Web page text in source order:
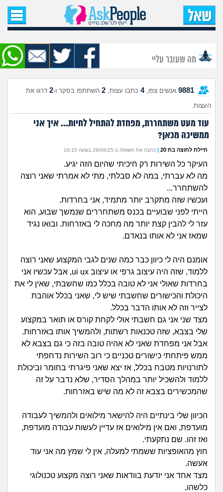
עמוד הבית
שאל שאלה
שאלות חדשות
שאלות שעוררו עניין
עצות חדשות
מה קורה כאן?
מתחם הטיפים
מדורים
זוגיות
הורות ומשפחה
מתבגרים
מהבקו"ם... ועד מתי?!
לימודים וסטודנטים
עבודה וקריירה
בית, שכנים ושותפים
מה שעובר עליי
שומרים על הגוף
חיפוש שאלות
מה שעובר עליי
9881 אנשים צפו,4 כתבו עצות, 2 השתתפו בסקר ו-2 דרגו את
העצות.
עוד מעט משתחררת, מפחדת להתחיל לחיות... איך אני
ממשיכה מכאן?
חיילת לחוצה בת 20 | כתבה את השאלה ב-29/06/25 בשעה 10:15
העיקר כל השירות רק חיכיתי שהיום הזה יגיע.
מה לא עברתי, במה לא סבלתי, מתי לא אמרתי שאני רוצה
להשתחרר...
ועכשיו שזה מתקרב יותר מתמיד, אני בחרדות.
הייתי לפני שבועיים בכנס משתחררים שנמשך שבוע, הוא
עזר לי להבין קצת יותר מה מחכה לי באזרחות. ובואו נגיד
שמאז אני לא אותו בנאדם.
אומנם היה לי כיוון כבר כמה שנים לגבי המקצוע שאני רוצה
ללמוד, שזה היה עיצוב גרפי או עיצוב ui ux, אבל עכשיו אני
בחרדות שאולי אני לא טובה בכלל כמו שחשבתי, שאין לי את
היכולת והכישורים שחשבתי שיש לי, שאני בכלל אוהבת
לצייר וזה לא אותו הדבר בכלל.
מצד שני אני גם חשבתי אולי לקחת קורס או תואר במקצוע
שלי בצבא, שזה טכנאות רשתות, ולהמשיך אותו באזרחות.
אבל אני מפחדת שאני לא אהיה טובה בזה כי גם בצבא לא
ממש פיתחתי כישורים טכניים כי רוב השירות נדחפתי
לתורנויות מטבח בכלל, אז יצא שאני פיגרתי בחומר וביכולת
ללמוד ולהשכיל יותר במהלך הסדיר, שלא נדבר על זה
שהמכשירים בצבא זה לא מה שיש באזרחות.
הכיוון שלי בינתיים היה להישאר מילואים ולהמשיך לעבודה
מועדפת, ואם אין מילואים אז עדיין לעשות עבודה מועדפת,
ואז זהו. שם נתקעתי.
חוץ מהאופציות ששמתי למעלה, אין לי שמץ מה אני עוד
אעשה.
מצד אחד אני יודעת בוודאות שאני רוצה מקצוע טכנולוגי
כלשהו,